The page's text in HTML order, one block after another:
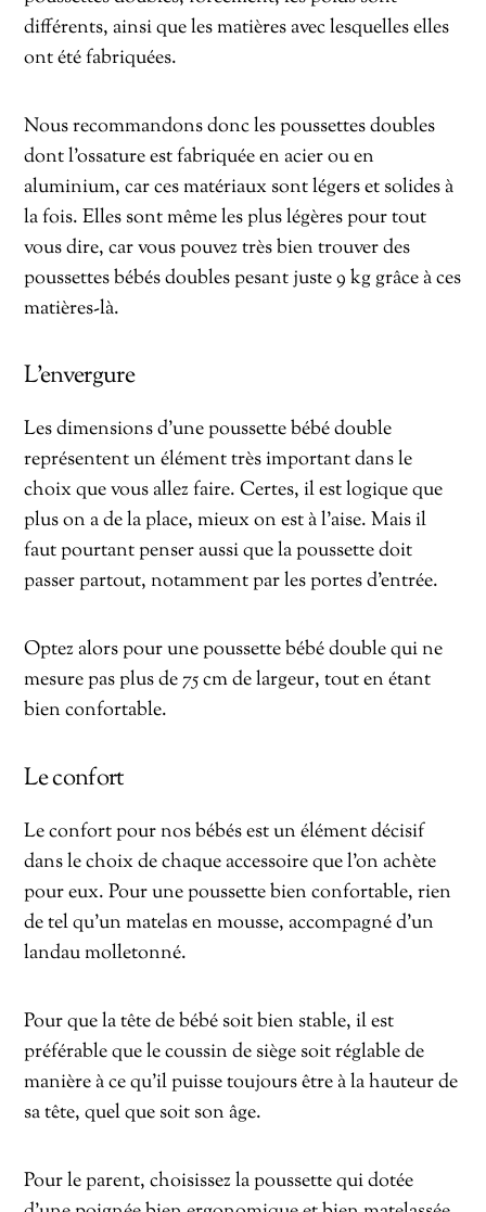
différents, ainsi que les matières avec lesquelles elles
ont été fabriquées.
Nous recommandons donc les poussettes doubles
dont l’ossature est fabriquée en acier ou en
aluminium, car ces matériaux sont légers et solides à
la fois. Elles sont même les plus légères pour tout
vous dire, car vous pouvez très bien trouver des
poussettes bébés doubles pesant juste 9 kg grâce à ces
matières-là.
L’envergure
Les dimensions d’une poussette bébé double
représentent un élément très important dans le
choix que vous allez faire. Certes, il est logique que
plus on a de la place, mieux on est à l’aise. Mais il
faut pourtant penser aussi que la poussette doit
passer partout, notamment par les portes d’entrée.
Optez alors pour une poussette bébé double qui ne
mesure pas plus de 75 cm de largeur, tout en étant
bien confortable.
Le confort
Le confort pour nos bébés est un élément décisif
dans le choix de chaque accessoire que l’on achète
pour eux. Pour une poussette bien confortable, rien
de tel qu’un matelas en mousse, accompagné d’un
landau molletonné.
Pour que la tête de bébé soit bien stable, il est
préférable que le coussin de siège soit réglable de
manière à ce qu’il puisse toujours être à la hauteur de
sa tête, quel que soit son âge.
Pour le parent, choisissez la poussette qui dotée